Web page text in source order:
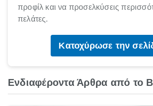
προφίλ και να προσελκύσεις
πελάτες.
Κατοχύρωσε την
Ενδιαφέροντα Άρθρα από το